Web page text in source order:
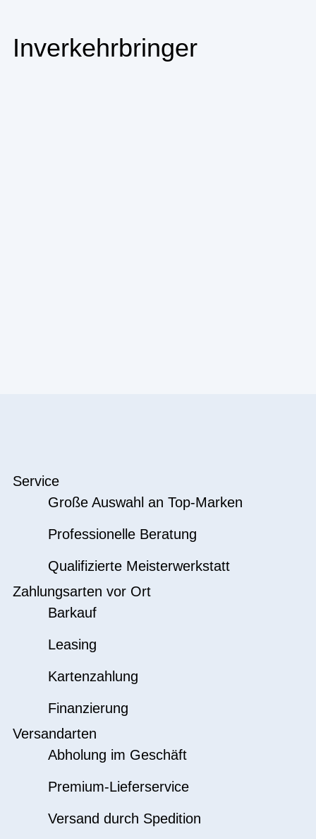
Inverkehrbringer
Service
Große Auswahl an Top-Marken
Professionelle Beratung
Qualifizierte Meisterwerkstatt
Zahlungsarten vor Ort
Barkauf
Leasing
Kartenzahlung
Finanzierung
Versandarten
Abholung im Geschäft
Premium-Lieferservice
Versand durch Spedition